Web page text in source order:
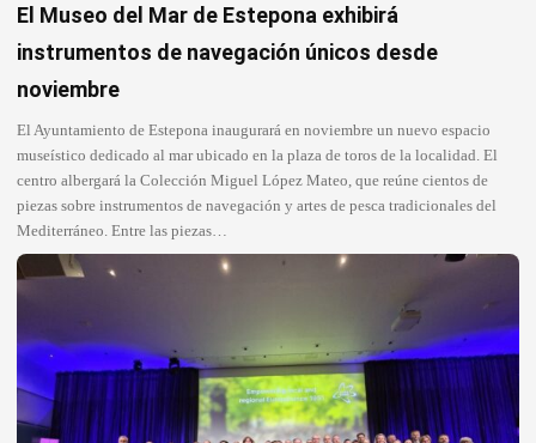
El Museo del Mar de Estepona exhibirá
instrumentos de navegación únicos desde
noviembre
El Ayuntamiento de Estepona inaugurará en noviembre un nuevo espacio
museístico dedicado al mar ubicado en la plaza de toros de la localidad. El
centro albergará la Colección Miguel López Mateo, que reúne cientos de
piezas sobre instrumentos de navegación y artes de pesca tradicionales del
Mediterráneo. Entre las piezas…